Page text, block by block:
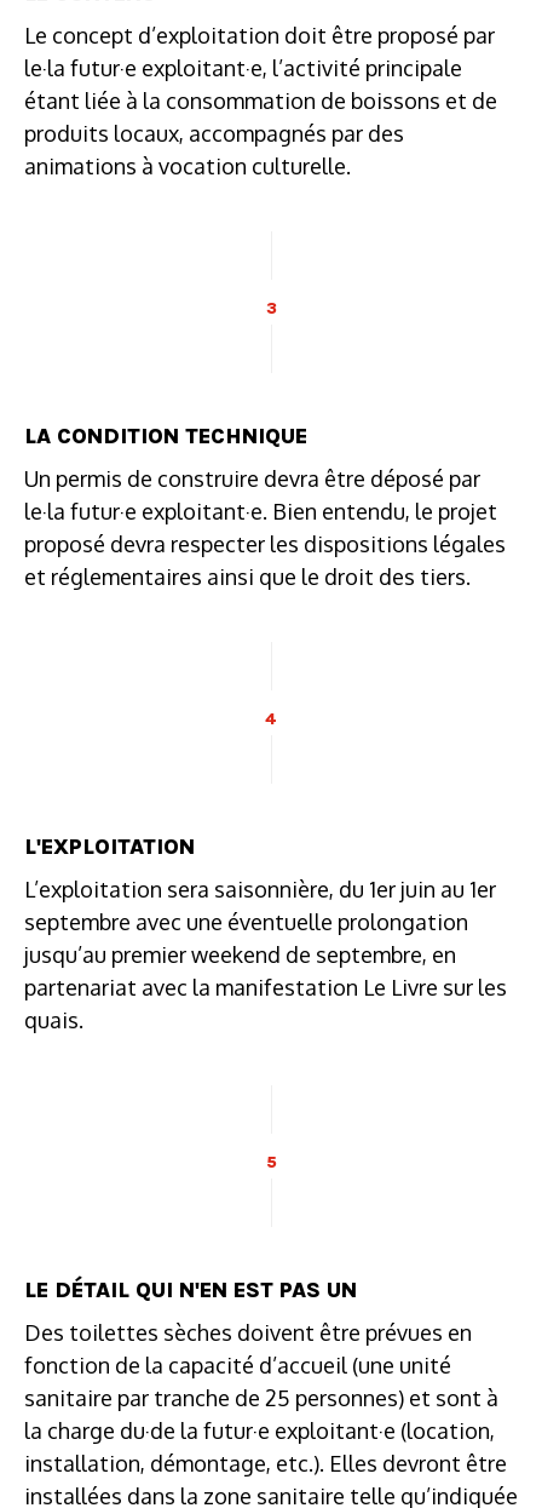
Le concept d’exploitation doit être proposé par
le·la futur·e exploitant·e, l’activité principale
étant liée à la consommation de boissons et de
produits locaux, accompagnés par des
animations à vocation culturelle.
3
LA CONDITION TECHNIQUE
Un permis de construire devra être déposé par
le·la futur·e exploitant·e. Bien entendu, le projet
proposé devra respecter les dispositions légales
et réglementaires ainsi que le droit des tiers.
4
L'EXPLOITATION
L’exploitation sera saisonnière, du 1er juin au 1er
septembre avec une éventuelle prolongation
jusqu’au premier weekend de septembre, en
partenariat avec la manifestation Le Livre sur les
quais.
5
LE DÉTAIL QUI N'EN EST PAS UN
Des toilettes sèches doivent être prévues en
fonction de la capacité d’accueil (une unité
sanitaire par tranche de 25 personnes) et sont à
la charge du·de la futur·e exploitant·e (location,
installation, démontage, etc.). Elles devront être
installées dans la zone sanitaire telle qu’indiquée